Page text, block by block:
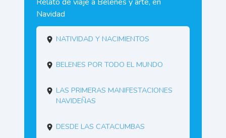
Navidad
Natividad y nacimientos
Belenes por todo el mundo
Las primeras manifestaciones
navideñas
Desde las catacumbas